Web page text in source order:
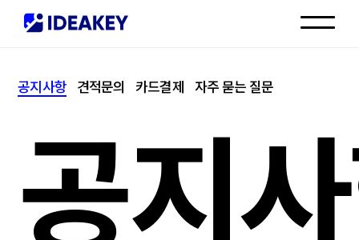
고객센터
공지사항 견적문의 카드결제 자주 묻는 질문
공지